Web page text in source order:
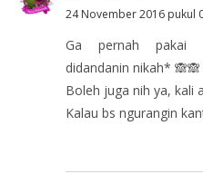
24 November 2016 pukul
Ga pernah pakai
didandanin nikah* 🙈🙈
Boleh juga nih ya, kali
Kalau bs ngurangin